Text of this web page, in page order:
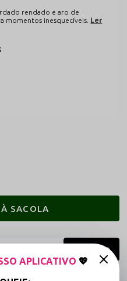
rendado e aro de
momentos inesquecíveis. Ler
SACOLA
(Varejo)*
APLICATIVO 💖